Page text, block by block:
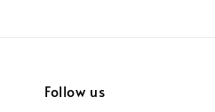
Follow us